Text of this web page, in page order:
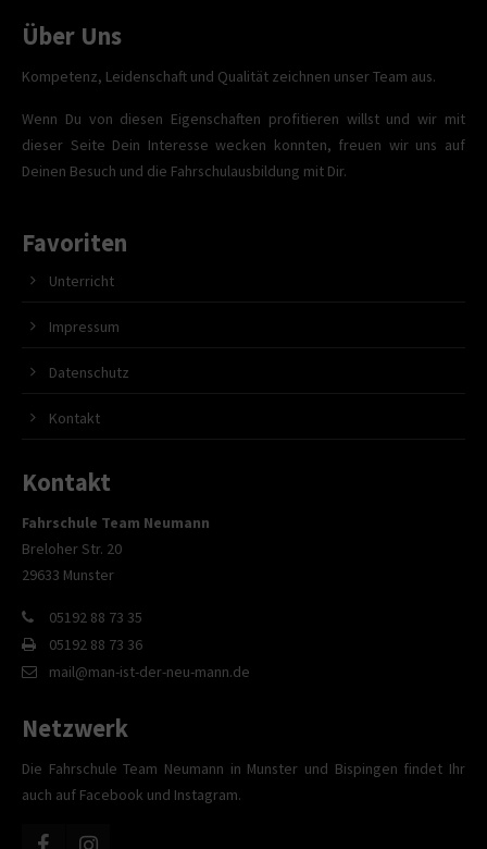
Über Uns
Kompetenz, Leidenschaft und Qualität zeichnen unser Team aus.
Wenn Du von diesen Eigenschaften profitieren willst und wir mit
dieser Seite Dein Interesse wecken konnten, freuen wir uns auf
Deinen Besuch und die Fahrschulausbildung mit Dir.
Favoriten
Unterricht
Impressum
Datenschutz
Kontakt
Kontakt
Fahrschule Team Neumann
Breloher Str. 20
29633 Munster
05192 88 73 35
05192 88 73 36
mail@man-ist-der-neu-mann.de
Netzwerk
Die Fahrschule Team Neumann in Munster und Bispingen findet Ihr
auch auf Facebook und Instagram.